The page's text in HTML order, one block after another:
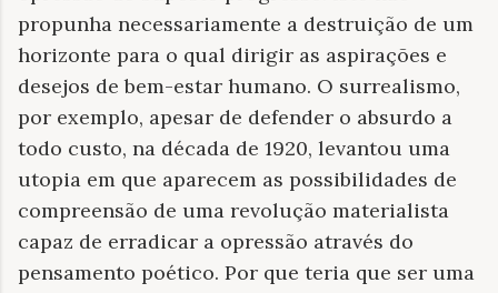
propunha necessariamente a destruição de um
horizonte para o qual dirigir as aspirações e
desejos de bem-estar humano. O surrealismo,
por exemplo, apesar de defender o absurdo a
todo custo, na década de 1920, levantou uma
utopia em que aparecem as possibilidades de
compreensão de uma revolução materialista
capaz de erradicar a opressão através do
pensamento poético. Por que teria que ser uma